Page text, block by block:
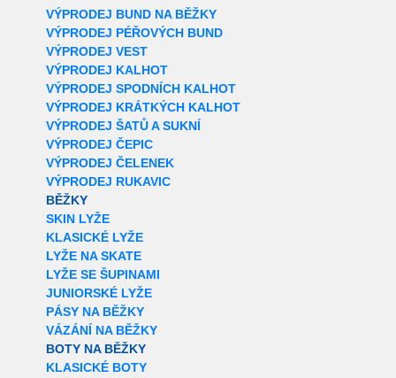
VÝPRODEJ BUND NA BĚŽKY
VÝPRODEJ PÉŘOVÝCH BUND
VÝPRODEJ VEST
VÝPRODEJ KALHOT
VÝPRODEJ SPODNÍCH KALHOT
VÝPRODEJ KRÁTKÝCH KALHOT
VÝPRODEJ ŠATŮ A SUKNÍ
VÝPRODEJ ČEPIC
VÝPRODEJ ČELENEK
VÝPRODEJ RUKAVIC
BĚŽKY
SKIN LYŽE
KLASICKÉ LYŽE
LYŽE NA SKATE
LYŽE SE ŠUPINAMI
JUNIORSKÉ LYŽE
PÁSY NA BĚŽKY
VÁZÁNÍ NA BĚŽKY
BOTY NA BĚŽKY
KLASICKÉ BOTY